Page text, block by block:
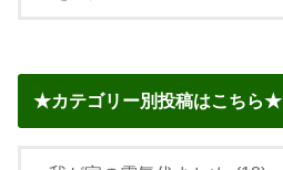
★カテゴリー別投稿はこちら★